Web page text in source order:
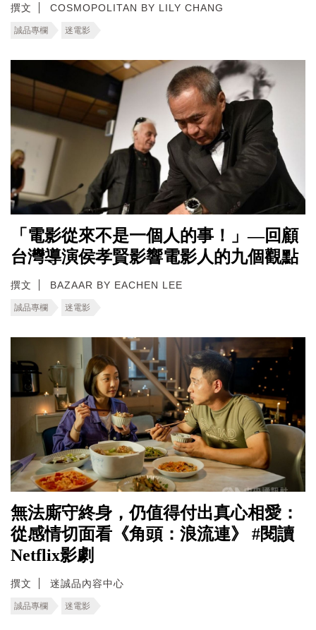
撰文 COSMOPOLITAN BY LILY CHANG
誠品專欄 迷電影
「電影從來不是一個人的事！」—回顧
台灣導演侯孝賢影響電影人的九個觀點
撰文 BAZAAR BY EACHEN LEE
誠品專欄 迷電影
無法廝守終身，仍值得付出真心相愛：
從感情切面看《角頭：浪流連》 #閱讀
Netflix影劇
撰文 迷誠品內容中心
誠品專欄 迷電影